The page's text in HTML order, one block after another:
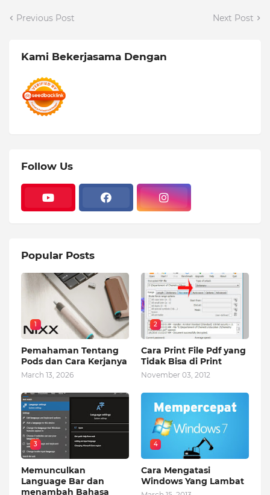
Previous Post Next Post
Kami Bekerjasama Dengan
Follow Us
Popular Posts
1
Pemahaman Tentang
Pods dan Cara Kerjanya
March 13, 2026
2
Cara Print File Pdf yang
Tidak Bisa di Print
November 03, 2012
3
Memunculkan
Language Bar dan
menambah Bahasa
4
Cara Mengatasi
Windows Yang Lambat